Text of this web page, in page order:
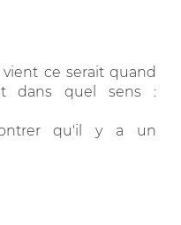
ce serait quand
dans quel sens :
qu'il y a un